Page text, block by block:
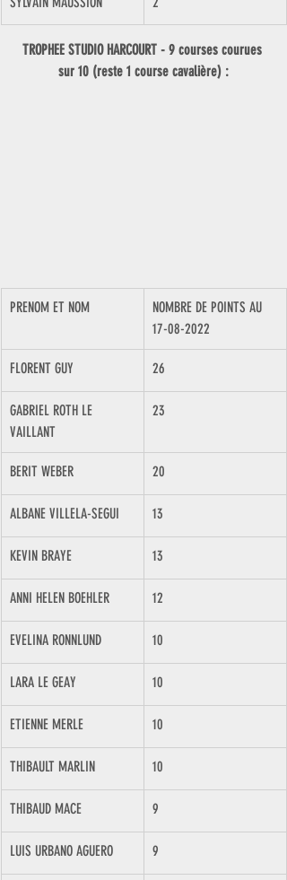
TROPHEE STUDIO HARCOURT - 9 courses courues
sur 10 (reste 1 course cavalière) :
PRENOM ET NOM
NOMBRE DE POINTS AU
17-08-2022
FLORENT GUY 26
GABRIEL ROTH LE
VAILLANT
23
BERIT WEBER 20
ALBANE VILLELA-SEGUI 13
KEVIN BRAYE 13
ANNI HELEN BOEHLER 12
EVELINA RONNLUND 10
LARA LE GEAY 10
ETIENNE MERLE 10
THIBAULT MARLIN 10
THIBAUD MACE 9
LUIS URBANO AGUERO 9